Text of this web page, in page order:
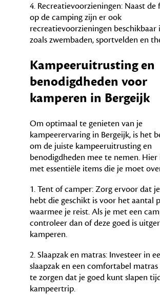
4. Recreatievoorzieningen: Naast
op de camping zijn er ook
recreatievoorzieningen beschikbaar
zoals zwembaden, sportvelden en
Kampeeruitrusting en
benodigdheden voor
kamperen in Bergeijk
Om optimaal te genieten van je
kampeerervaring in Bergeijk, is het
om de juiste kampeeruitrusting en
benodigdheden mee te nemen. Hier
met essentiële items die je moet
1. Tent of camper: Zorg ervoor dat
hebt die geschikt is voor het aantal
waarmee je reist. Als je met een
controleer dan of deze goed is
kamperen.
2. Slaapzak en matras: Investeer in
slaapzak en een comfortabel
te zorgen dat je goed kunt slapen
kampeertrip.